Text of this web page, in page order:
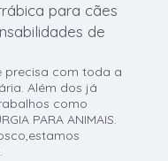
para cães
de
precisa com toda a
Além dos já
como
PARA ANIMAIS.